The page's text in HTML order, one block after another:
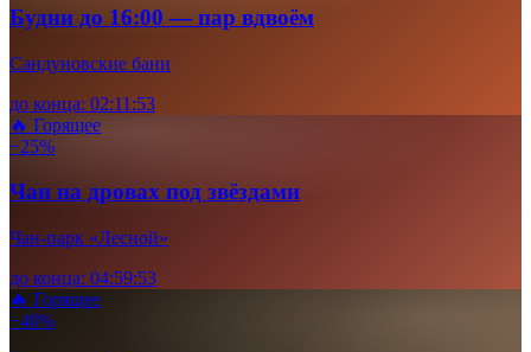
Будни до 16:00 — пар вдвоём
Сандуновские бани
до конца: 02:11 :52
🔥 Горящее
−25%
Чан на дровах под звёздами
Чан-парк «Лесной»
до конца: 04:59:52
🔥 Горящее
−40%